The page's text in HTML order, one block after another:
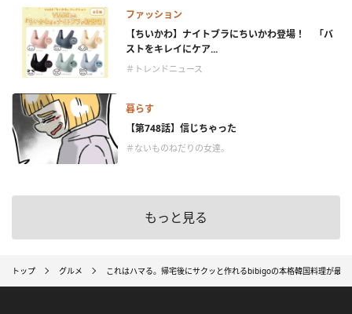
ファッション
【ちいかわ】ナイトブラにちいかわ登場！ 「バ
ストをキレイにケア...
＃トレンドニュース
暮らす
【第748話】信じちゃった
＃ないものねだりの女達。
もっと見る
トップ グルメ これはハマる。帰宅後にサクッと作れるbibigoの本格韓国料理が最高